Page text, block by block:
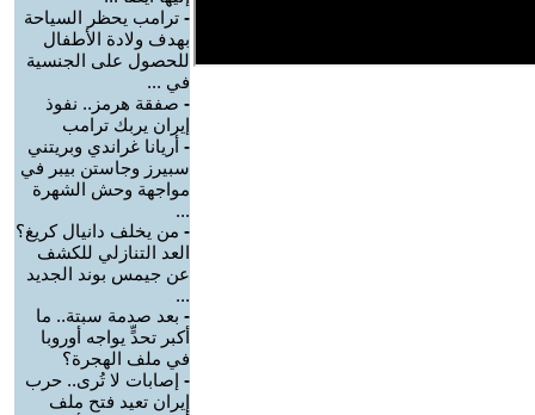
- ترامب يحظر السياحة
بهدف ولادة الأطفال
للحصول على الجنسية
في ...
- صفقة هرمز.. نفوذ
إيران يربك ترامب
- أريانا غراندي وبريتني
سبيرز وجاستن بيبر في
مواجهة وحش الشهرة
...
- من يخلف دانيال كريغ؟
العد التنازلي للكشف
عن جيمس بوند الجديد
...
- بعد صدمة سبتة.. ما
أكبر تحدٍّ يواجه أوروبا
في ملف الهجرة؟
- إصابات لا تُرى.. حرب
إيران تعيد فتح ملف